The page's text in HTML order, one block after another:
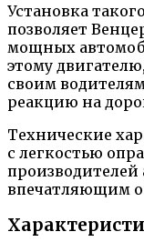
Установка
позволяет
мощных
этому
своим
реакцию на
Технические
с легкостью
производителей
впечатляющим